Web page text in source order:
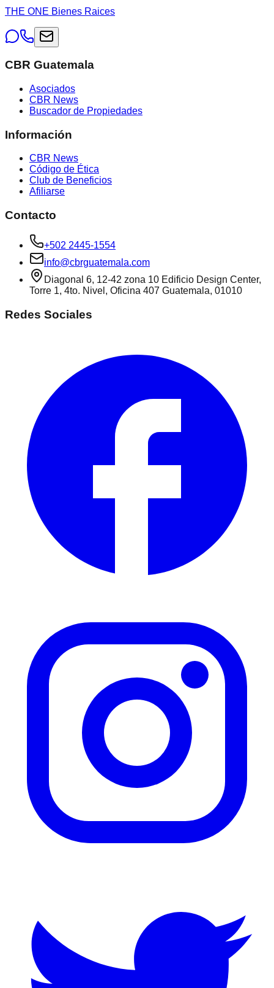
THE ONE Bienes Raices
CBR Guatemala
Asociados
CBR News
Buscador de Propiedades
Información
CBR News
Código de Ética
Club de Beneficios
Afiliarse
Contacto
+502 2445-1554
info@cbrguatemala.com
Diagonal 6, 12-42 zona 10 Edificio Design Center,
Torre 1, 4to. Nivel, Oficina 407 Guatemala, 01010
Redes Sociales